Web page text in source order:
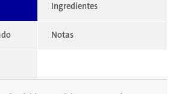
Ingredientes
Notas